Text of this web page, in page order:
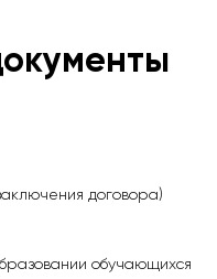
договора)
обучающихся